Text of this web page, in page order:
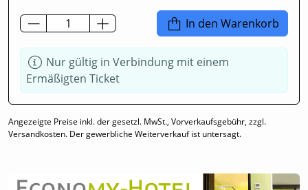
In den Warenkorb
Nur gültig in Verbindung mit einem
Ermäßigten Ticket
Angezeigte Preise inkl. der gesetzl. MwSt., Vorverkaufsgebühr, zzgl.
Versandkosten. Der gewerbliche Weiterverkauf ist untersagt.